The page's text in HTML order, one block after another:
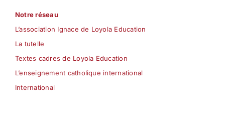
Notre réseau
L’association Ignace de Loyola Education
La tutelle
Textes cadres de Loyola Education
L’enseignement catholique international
International